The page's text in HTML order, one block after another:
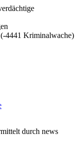
4441 Kriminalwache)
durch news